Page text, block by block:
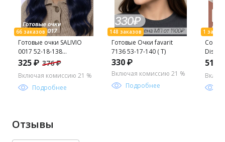
Готовые очки SALIVIO
0017 52-18-138
(БЛЮБЛОКЕР)
325 ₽ 376 ₽
Включая комиссию 21 %
Подробнее
Готовые Очки favarit
7136 53-17-140 ( Т)
330 ₽
Включая комиссию 21 %
Подробнее
513
Отзывы